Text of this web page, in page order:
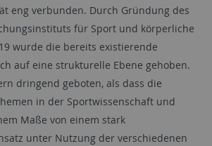
eng verbunden. Durch Gründung des
für Sport und körperliche
wurde die bereits existierende
auf eine strukturelle Ebene gehoben.
dringend geboten, als dass die
in der Sportwissenschaft und
Maße von einem stark
unter Nutzung der verschiedenen